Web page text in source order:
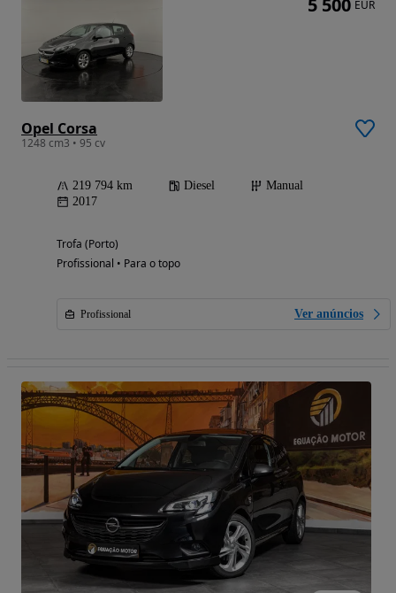
Opel Corsa
1248 cm3 • 95 cv
219 794 km Diesel
Manual
2017
Trofa (Porto)
Profissional • Para o topo
Profissional Ver anúncios
5 500 EUR